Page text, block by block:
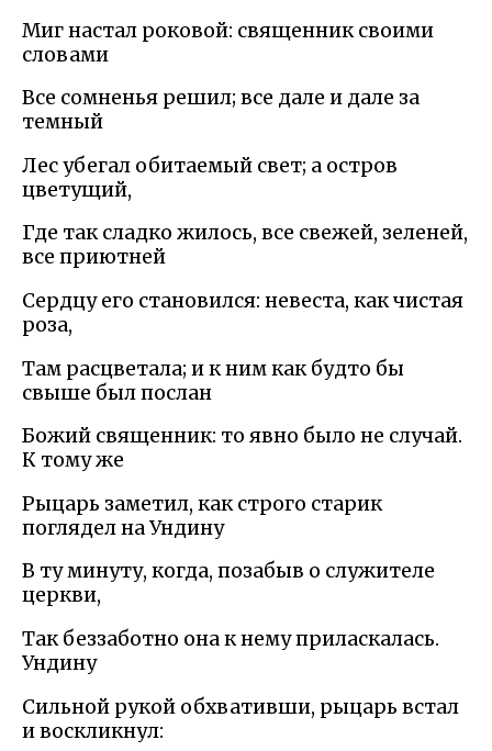
Миг настал роковой: священник своими
словами
Все сомненья решил; все дале и дале за
темный
Лес убегал обитаемый свет; а остров
цветущий,
Где так сладко жилось, все свежей, зеленей,
все приютней
Сердцу его становился: невеста, как чистая
роза,
Там расцветала; и к ним как будто бы
свыше был послан
Божий священник: то явно было не случай.
К тому же
Рыцарь заметил, как строго старик
поглядел на Ундину
В ту минуту, когда, позабыв о служителе
церкви,
Так беззаботно она к нему приласкалась.
Ундину
Сильной рукой обхвативши, рыцарь встал
и воскликнул: